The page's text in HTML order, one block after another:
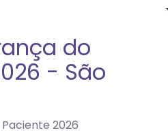
do
- São